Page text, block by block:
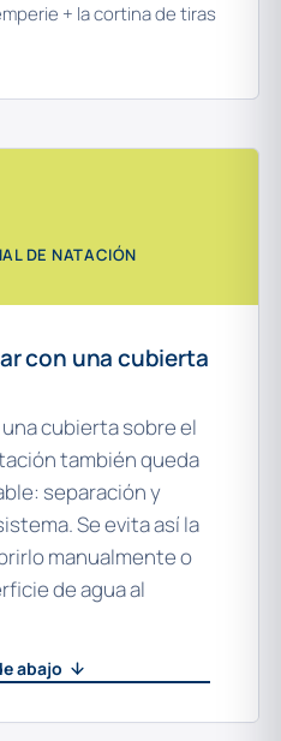
+ la cortina de tiras
DE NATACIÓN
con una cubierta
cubierta sobre el
también queda
separación y
Se evita así la
manualmente o
de agua al
abajo